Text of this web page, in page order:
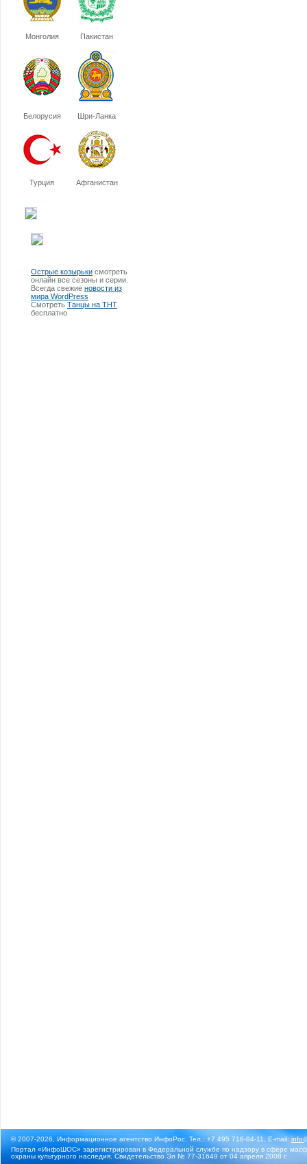
Монголия Пакистан
Белорусия Шри-Ланка
Турция Афганистан
Острые козырьки смотреть
онлайн все сезоны и серии.
Всегда свежие новости из
мира WordPress
Смотреть Танцы на ТНТ
бесплатно
© 2007-2026, Информационное агентство ИнфоРос. Тел.: +7 495 718-84-11, E-mail:
Портал «ИнфоШОС» зарегистрирован в Федеральной службе по надзору в сфере
охраны культурного наследия. Свидетельство Эл № 77-31649 от 04 апреля 2008 г.